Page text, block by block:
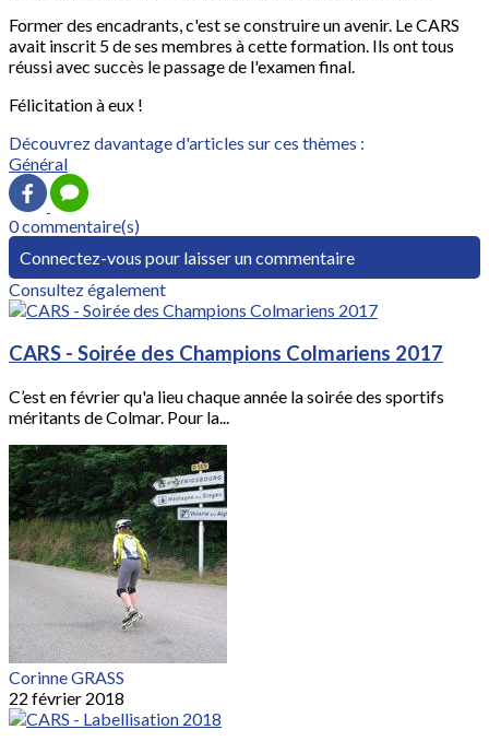
Former des encadrants, c'est se construire un avenir. Le CARS
avait inscrit 5 de ses membres à cette formation. Ils ont tous
réussi avec succès le passage de l'examen final.
Félicitation à eux !
Découvrez davantage d'articles sur ces thèmes :
Général
0 commentaire(s)
Connectez-vous pour laisser un commentaire
Consultez également
CARS - Soirée des Champions Colmariens 2017
C’est en février qu'a lieu chaque année la soirée des sportifs
méritants de Colmar. Pour la...
Corinne GRASS
22 février 2018